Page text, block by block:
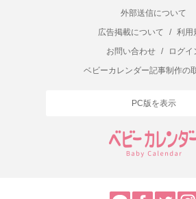
外部送信について
広告掲載について
/
利用
お問い合わせ
/
ログイ
ベビーカレンダー記事制作の
PC版を表示